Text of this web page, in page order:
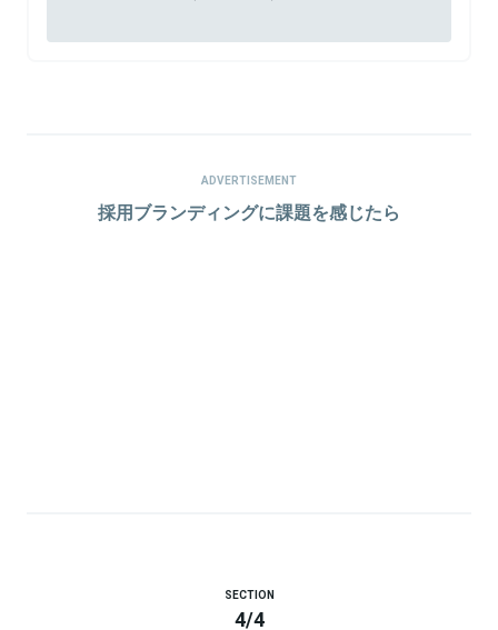
ADVERTISEMENT
採用ブランディングに課題を感じたら
SECTION
4/4